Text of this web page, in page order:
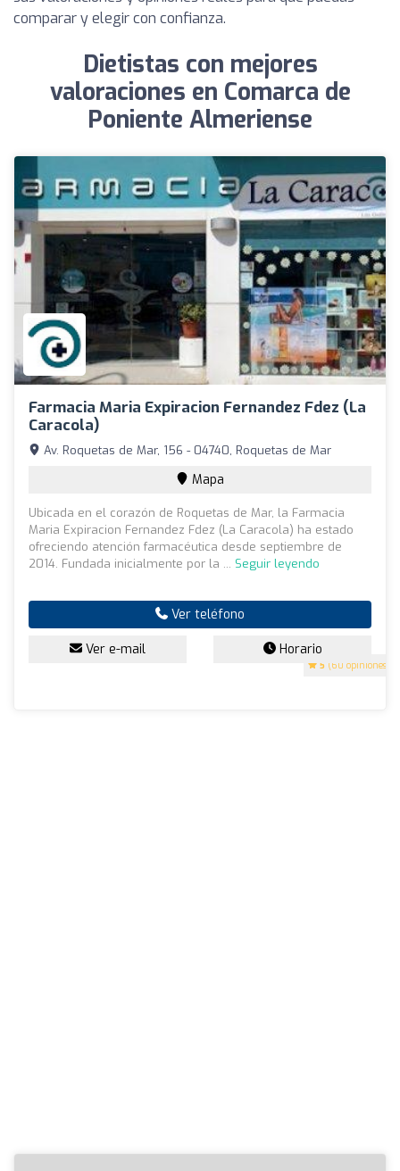
comparar y elegir con confianza.
Dietistas con mejores
valoraciones en Comarca de
Poniente Almeriense
Farmacia Maria Expiracion Fernandez Fdez (La
Caracola)
5 (60 opiniones)
Av. Roquetas de Mar, 156 - 04740, Roquetas de Mar
Mapa
Ubicada en el corazón de Roquetas de Mar, la Farmacia
Maria Expiracion Fernandez Fdez (La Caracola) ha estado
ofreciendo atención farmacéutica desde septiembre de
2014. Fundada inicialmente por la ... Seguir leyendo
Ver teléfono
Ver e-mail Horario